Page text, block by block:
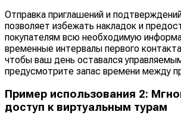
Отправка приглашений и
позволяет избежать накладок и
покупателям всю необходимую
временные интервалы первого
чтобы ваш день оставался
предусмотрите запас времени между
Пример использования 2:
доступ к виртуальным турам